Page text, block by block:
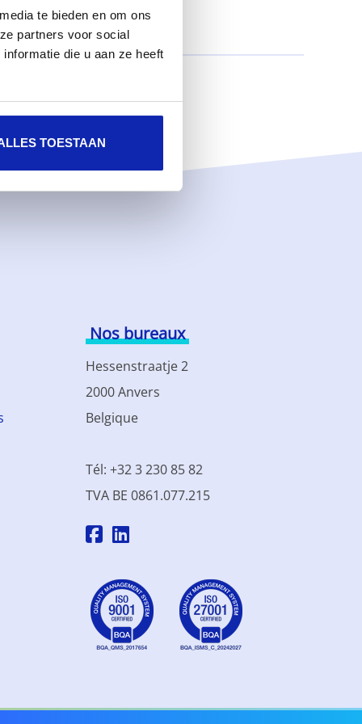
te bieden en om ons
partners voor social
die u aan ze heeft
TOESTAAN
Nos bureaux
Hessenstraatje 2
2000 Anvers
Belgique
Tél: +32 3 230 85 82
TVA BE 0861.077.215